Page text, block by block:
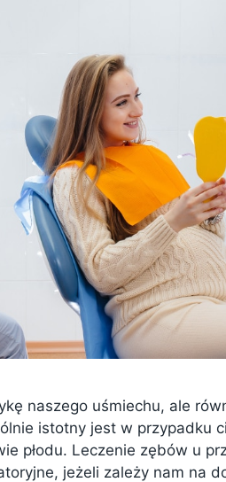
naszego uśmiechu, ale
istotny jest w przypadku
płodu. Leczenie zębów u
jeżeli zależy nam na